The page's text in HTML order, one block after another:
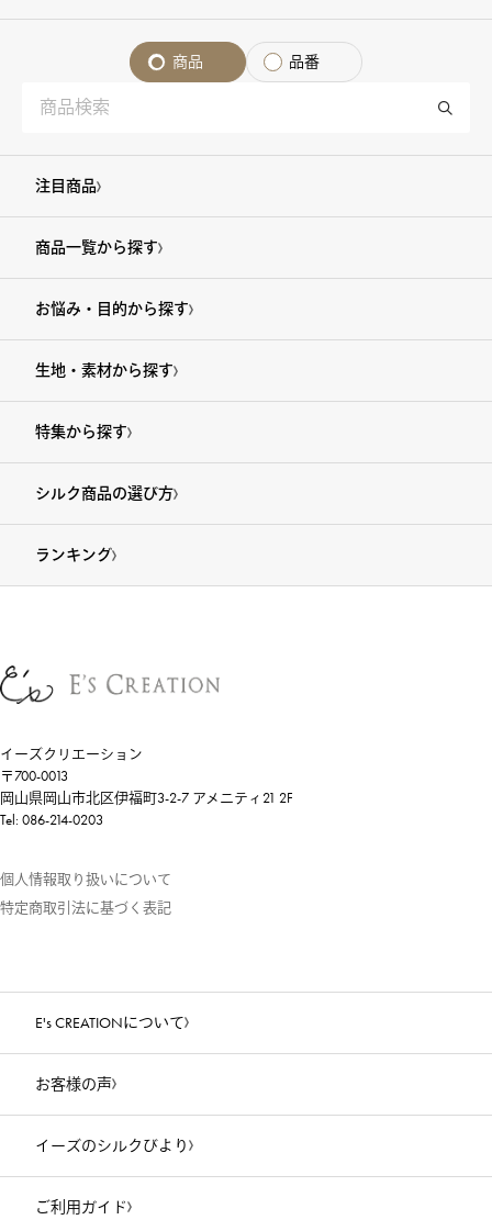
商品 品番
注目商品
商品一覧から探す
お悩み・目的から探す
生地・素材から探す
特集から探す
シルク商品の選び方
ランキング
イーズクリエーション
〒700-0013
岡山県岡山市北区伊福町3-2-7 アメニティ21 2F
Tel: 086-214-0203
個人情報取り扱いについて
特定商取引法に基づく表記
E's CREATIONについて
お客様の声
イーズのシルクびより
ご利用ガイド